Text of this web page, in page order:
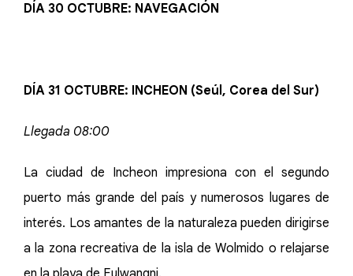
DÍA 30 OCTUBRE: NAVEGACIÓN
DÍA 31 OCTUBRE: INCHEON (Seúl, Corea del Sur)
Llegada 08:00
La ciudad de Incheon impresiona con el segundo
puerto más grande del país y numerosos lugares de
interés. Los amantes de la naturaleza pueden dirigirse
a la zona recreativa de la isla de Wolmido o relajarse